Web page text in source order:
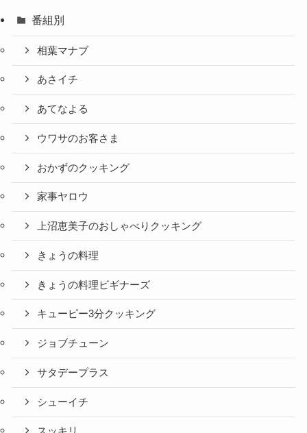
番組別
相葉マナブ
あさイチ
あてなよる
ウワサのお客さま
おかずのクッキング
家事ヤロウ
上沼恵美子のおしゃべりクッキング
きょうの料理
きょうの料理ビギナーズ
キューピー3分クッキング
ジョブチューン
サタデープラス
シューイチ